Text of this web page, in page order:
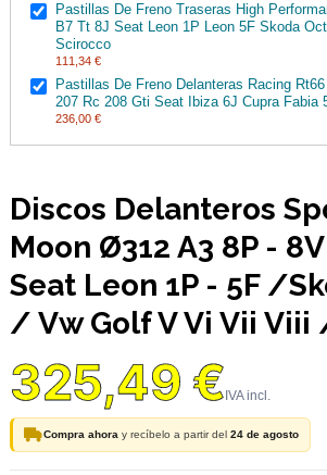
Pastillas De Freno Traseras High
B7 Tt 8J Seat Leon 1P Leon 5F Skoda
Scirocco
111,34 €
Pastillas De Freno Delanteras Racing
207 Rc 208 Gti Seat Ibiza 6J Cupra Fabia
236,00 €
Discos Delanteros
Moon Ø312 A3 8P -
Seat Leon 1P - 5F /
/ Vw Golf V Vi Vii
325,49 €
Compra ahora y recíbelo a partir del 24 de agosto